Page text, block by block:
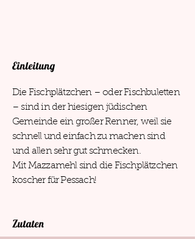
Einleitung
Die Fischplätzchen – oder Fischbuletten
– sind in der hiesigen jüdischen
Gemeinde ein großer Renner, weil sie
schnell und einfach zu machen sind
und allen sehr gut schmecken.
Mit Mazzamehl sind die Fischplätzchen
koscher für Pessach!
Zutaten